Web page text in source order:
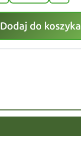
Dodaj do koszyka